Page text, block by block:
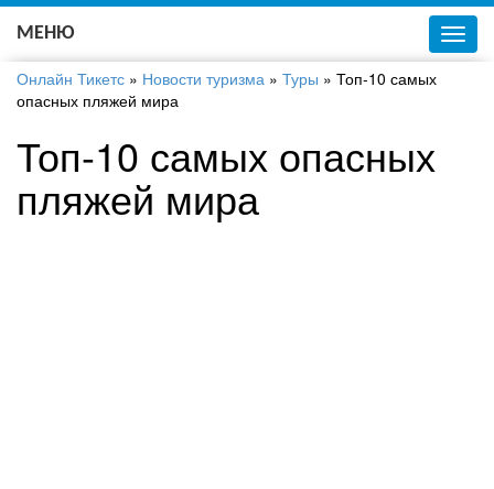
Украинский
МЕНЮ
Онлайн Тикетс » Новости туризма » Туры » Топ-10 самых
опасных пляжей мира
Топ-10 самых опасных
пляжей мира